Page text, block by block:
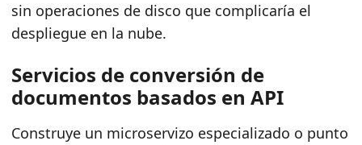
sin operaciones de disco que complicaría el
despliegue en la nube.
Servicios de conversión de
documentos basados en API
Construye un microservizo especializado o punto